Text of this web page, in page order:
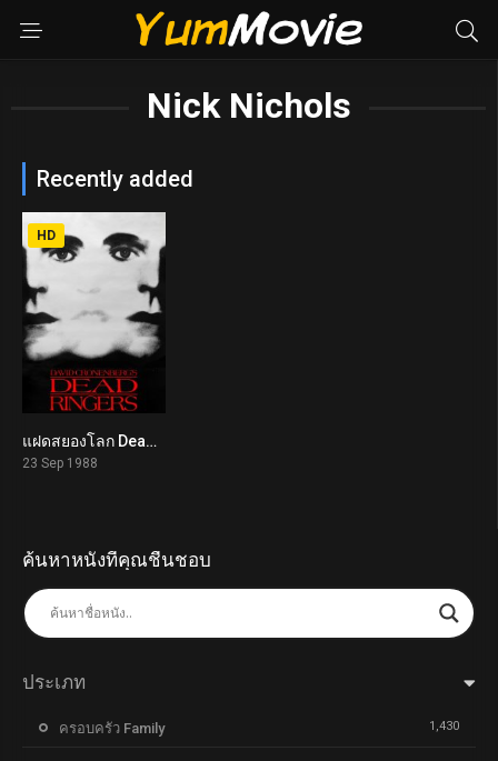
Nick Nichols
Recently added
7.3
HD
แฝดสยองโลก Dead Ringers (1988)
23 Sep 1988
ค้นหาหนังที่คุณชื่นชอบ
ประเภท
ครอบครัว Family 1,430